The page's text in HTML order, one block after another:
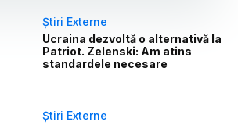
Știri Externe
Ucraina dezvoltă o alternativă la
Patriot. Zelenski: Am atins
standardele necesare
Știri Externe